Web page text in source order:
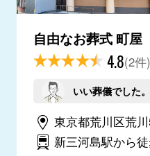
自由なお葬式 町屋
4.8(2件)
いい葬儀でした。
東京都荒川区荒
新三河島駅から